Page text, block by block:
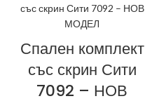
Спален комплект
със скрин Сити
7092 – НОВ